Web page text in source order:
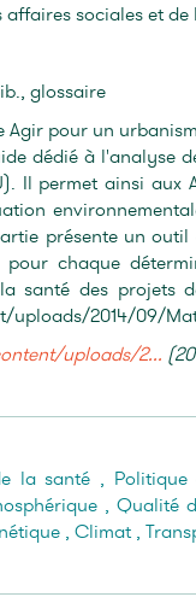
sociales et de
glossaire
pour un
dédié à l'analyse
Il permet ainsi
présente un
chaque
santé des projets
2014/09/
uploads/2...
la santé ,
, Qualité
, Climat,